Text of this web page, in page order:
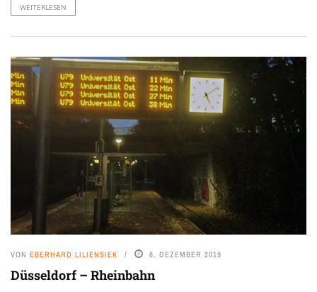
WEITERLESEN
VON EBERHARD LILIENSIEK 8. DEZEMBER 2019
Düsseldorf – Rheinbahn